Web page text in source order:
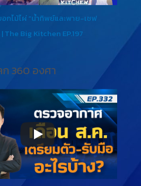
อกไม้ไผ่ “น้ำทิพย์และพาย-เชฟ
The Big Kitchen EP.197
360 องศา